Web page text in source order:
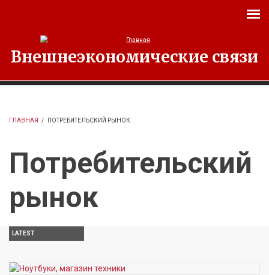
Внешнеэкономические связи
ГЛАВНАЯ / ПОТРЕБИТЕЛЬСКИЙ РЫНОК
Потребительский
рынок
LATEST